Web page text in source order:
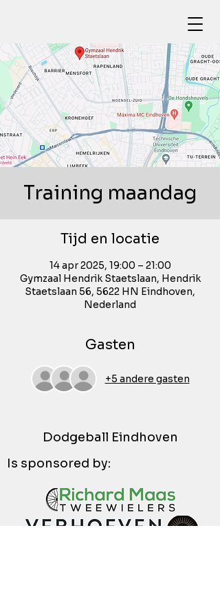
Training maandag
Tijd en locatie
14 apr 2025, 19:00 – 21:00
Gymzaal Hendrik Staetslaan, Hendrik
Staetslaan 56, 5622 HN Eindhoven,
Nederland
Gasten
+5 andere gasten
Dodgeball Eindhoven
Is sponsored by: